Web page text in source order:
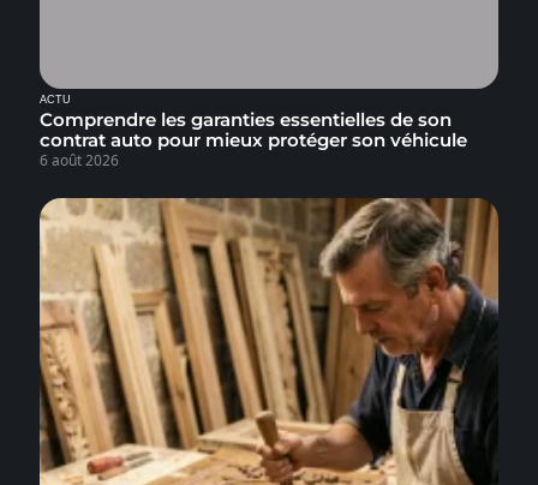
ACTU
Comprendre les garanties essentielles de son
contrat auto pour mieux protéger son véhicule
6 août 2026